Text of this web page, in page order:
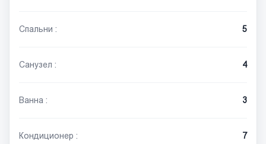
Спальни : 5
Санузел : 4
Ванна : 3
Кондиционер : 7